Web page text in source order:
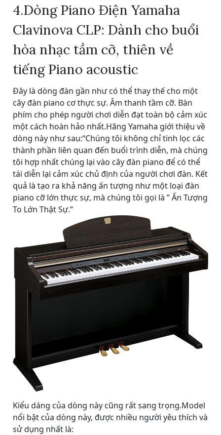
4.Dòng Piano Điện Yamaha
Clavinova CLP: Dành cho buổi
hòa nhạc tầm cỡ, thiên về
tiếng Piano acoustic
Đây là dòng đàn gần như có thể thay thế cho một
cây đàn piano cơ thực sự. Âm thanh tầm cỡ. Bàn
phím cho phép người chơi diễn đạt toàn bộ cảm xúc
một cách hoàn hảo nhất.Hãng Yamaha giới thiệu về
dòng này như sau:“Chúng tôi không chỉ tinh lọc các
thành phần liên quan đến buổi trình diễn, mà chúng
tôi hợp nhất chúng lại vào cây đàn piano để có thể
tái diễn lại cảm xúc chủ định của người chơi đàn. Kết
quả là tạo ra khả năng ấn tượng như một loại đàn
piano cỡ lớn thực sự, mà chúng tôi gọi là ” Ấn Tượng
To Lớn Thật Sự.”
Kiểu dáng của dòng này cũng rất sang trọng.Model
nổi bật của dòng này, được nhiều người yêu thích và
sử dụng nhất là: